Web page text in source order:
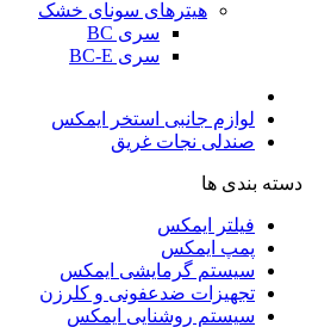
هیترهای سونای خشک
سری BC
سری BC-E
لوازم جانبی استخر ایمکس
صندلی نجات غریق
دسته بندی ها
فیلتر ایمکس
پمپ ایمکس
سیستم گرمایشی ایمکس
تجهیزات ضدعفونی و کلرزن
سیستم روشنایی ایمکس